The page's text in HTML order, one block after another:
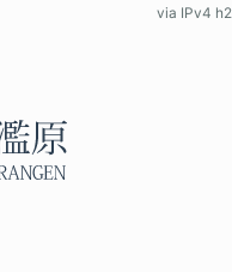
via IPv4 h2